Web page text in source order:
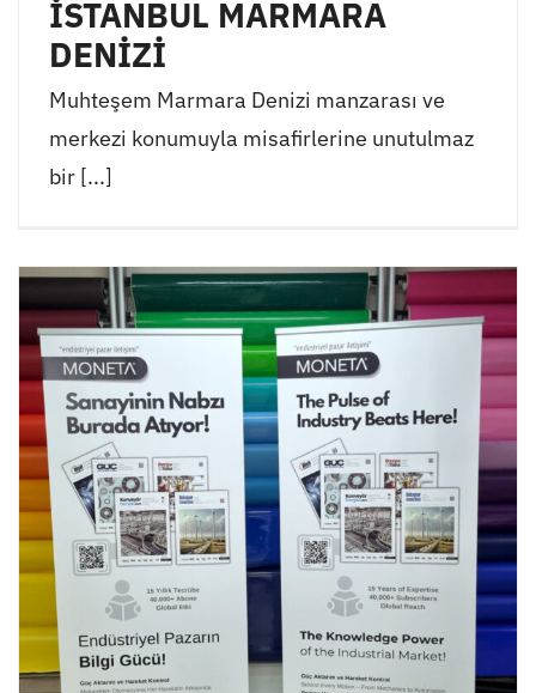
İSTANBUL MARMARA
DENİZİ
Muhteşem Marmara Denizi manzarası ve
merkezi konumuyla misafirlerine unutulmaz
bir [...]